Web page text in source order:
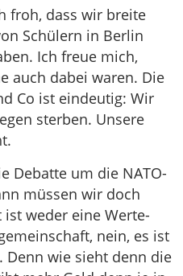
froh, dass wir breite
Schülern in Berlin
Ich freue mich,
auch dabei waren. Die
Co ist eindeutig: Wir
sterben. Unsere
Debatte um die NATO-
müssen wir doch
weder eine Werte-
nein, es ist
Denn wie sieht denn die